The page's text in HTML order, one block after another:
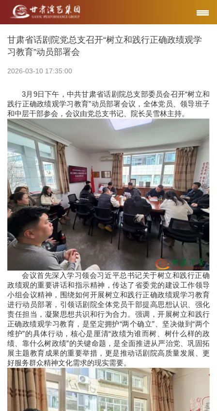
甘肃省话剧院党总支召开“树立和践行正确政绩观学
习教育”动员部署会
2026-03-10 17:35:00
3月9日下午，中共甘肃省话剧院总支部委员会召开“树立和
践行正确政绩观学习教育”动员部署会议，全体党员、领导班子
和中层干部参会，会议由党总支书记、院长吴雪林主持。
会议首先深入学习领会习近平总书记关于树立和践行正确
政绩观的重要讲话和指示精神，传达了省委党的建设工作领导
小组会议精神，围绕如何开展树立和践行正确政绩观学习教育
进行动员部署，引领话剧院全体党员干部提高思想认识、强化
责任担当，凝聚思想共识和行为合力。强调，开展树立和践行
正确政绩观学习教育，是坚定拥护“两个确立”、坚决做到“两个
维护”的具体行动，核心是厘清“政绩为谁而树、树什么样的政
绩、靠什么树政绩”的关键命题，是全面推进从严治党、巩固拓
展主题教育成果的重要举措，更是推动话剧院高质量发展、更
好服务群众精神文化需求的现实需要。